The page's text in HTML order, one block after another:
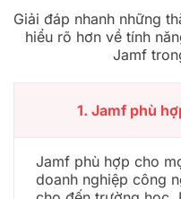
Giải đáp nhanh những
hiểu rõ hơn về tính
Jamf
1. Jamf phù
Jamf phù hợp cho
doanh nghiệp công